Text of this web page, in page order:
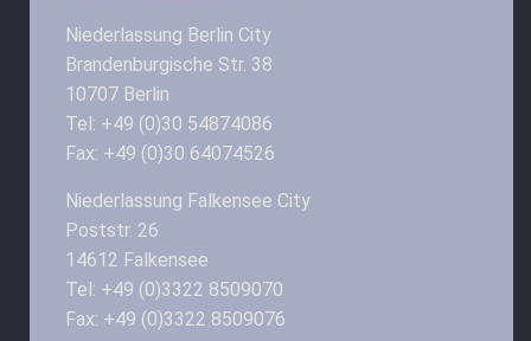
Niederlassung Berlin City
Brandenburgische Str. 38
10707 Berlin
Tel: +49 (0)30 54874086
Fax: +49 (0)30 64074526
Niederlassung Falkensee City
Poststr. 26
14612 Falkensee
Tel: +49 (0)3322 8509070
Fax: +49 (0)3322 8509076